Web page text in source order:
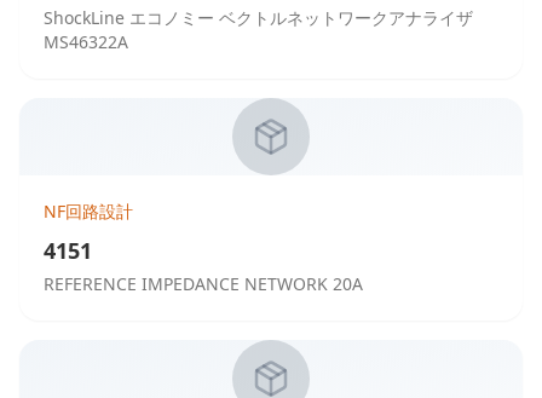
ShockLine エコノミー ベクトルネットワークアナライザ
MS46322A
NF回路設計
4151
REFERENCE IMPEDANCE NETWORK 20A